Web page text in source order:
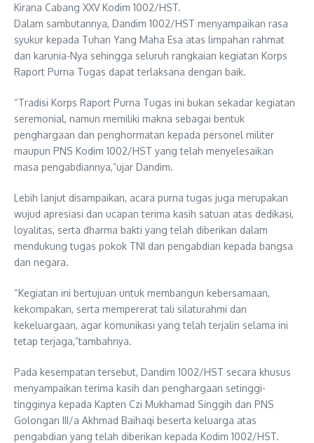
Kirana Cabang XXV Kodim 1002/HST.
Dalam sambutannya, Dandim 1002/HST menyampaikan rasa
syukur kepada Tuhan Yang Maha Esa atas limpahan rahmat
dan karunia-Nya sehingga seluruh rangkaian kegiatan Korps
Raport Purna Tugas dapat terlaksana dengan baik.
“Tradisi Korps Raport Purna Tugas ini bukan sekadar kegiatan
seremonial, namun memiliki makna sebagai bentuk
penghargaan dan penghormatan kepada personel militer
maupun PNS Kodim 1002/HST yang telah menyelesaikan
masa pengabdiannya,”ujar Dandim.
Lebih lanjut disampaikan, acara purna tugas juga merupakan
wujud apresiasi dan ucapan terima kasih satuan atas dedikasi,
loyalitas, serta dharma bakti yang telah diberikan dalam
mendukung tugas pokok TNI dan pengabdian kepada bangsa
dan negara.
“Kegiatan ini bertujuan untuk membangun kebersamaan,
kekompakan, serta mempererat tali silaturahmi dan
kekeluargaan, agar komunikasi yang telah terjalin selama ini
tetap terjaga,”tambahnya.
Pada kesempatan tersebut, Dandim 1002/HST secara khusus
menyampaikan terima kasih dan penghargaan setinggi-
tingginya kepada Kapten Czi Mukhamad Singgih dan PNS
Golongan III/a Akhmad Baihaqi beserta keluarga atas
pengabdian yang telah diberikan kepada Kodim 1002/HST.